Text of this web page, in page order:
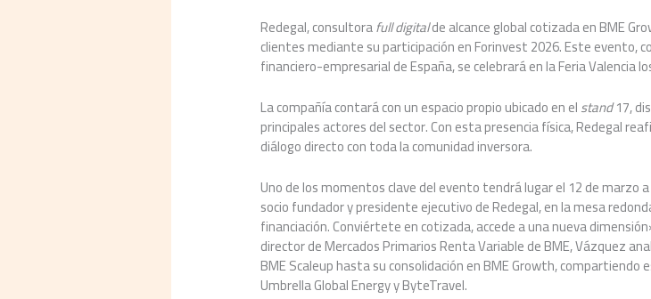
Redegal, consultorafull digitalde alcance global cotizada en BME
clientes mediante su participación en Forinvest 2026. Este evento,
financiero-empresarial de España, se celebrará en la Feria Valencia
La compañía contará con un espacio propio ubicado en elstand17,
principales actores del sector. Con esta presencia física, Redegal
diálogo directo con toda la comunidad inversora.
Uno de los momentos clave del evento tendrá lugar el 12 de marzo
socio fundador y presidente ejecutivo de Redegal, en la mesa
financiación. Conviértete en cotizada, accede a una nueva
director de Mercados Primarios Renta Variable de BME, Vázquez
BME Scaleup hasta su consolidación en BME Growth, compartiendo
Umbrella Global Energy y ByteTravel.